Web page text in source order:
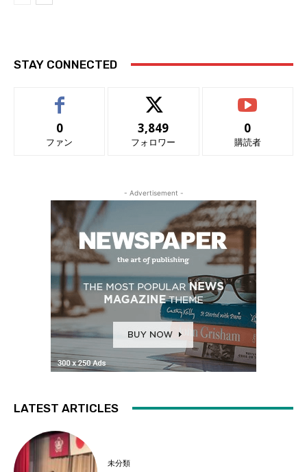
STAY CONNECTED
0
ファン
3,849
フォロワー
0
購読者
- Advertisement -
LATEST ARTICLES
未分類